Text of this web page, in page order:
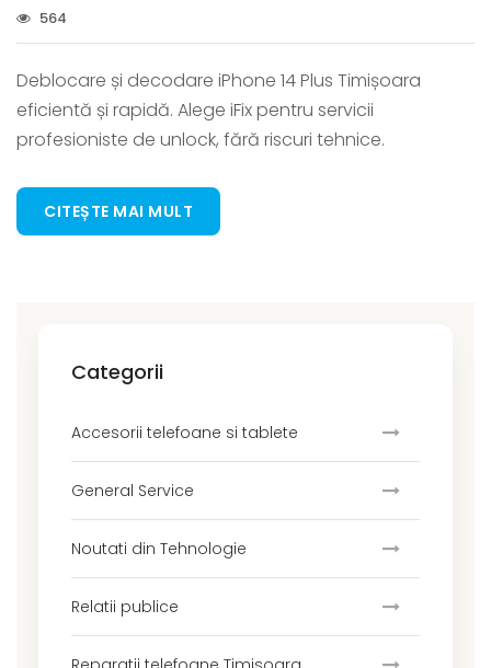
564
Deblocare și decodare iPhone 14 Plus Timișoara
eficientă și rapidă. Alege iFix pentru servicii
profesioniste de unlock, fără riscuri tehnice.
CITEȘTE MAI MULT
Categorii
Accesorii telefoane si tablete
General Service
Noutati din Tehnologie
Relatii publice